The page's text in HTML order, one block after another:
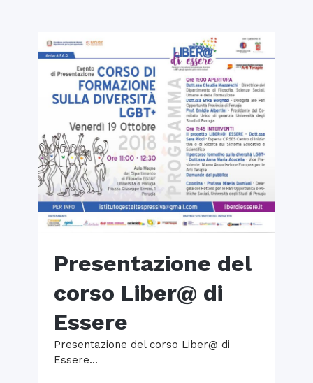
Presentazione del
corso Liber@ di
Essere
Presentazione del corso Liber@ di
Essere...